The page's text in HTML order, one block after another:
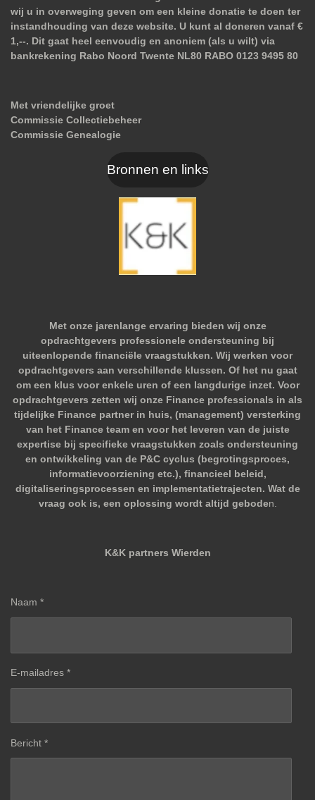
wij u in overweging geven om een kleine donatie te doen ter
instandhouding van deze website. U kunt al doneren vanaf €
1,--. Dit gaat heel eenvoudig en anoniem (als u wilt) via
bankrekening Rabo Noord Twente NL80 RABO 0123 9495 80
Met vriendelijke groet
Commissie Collectiebeheer
Commissie Genealogie
Bronnen en links
Met onze jarenlange ervaring bieden wij onze
opdrachtgevers professionele ondersteuning bij
uiteenlopende financiële vraagstukken. Wij werken voor
opdrachtgevers aan verschillende klussen. Of het nu gaat
om een klus voor enkele uren of een langdurige inzet. Voor
opdrachtgevers zetten wij onze Finance professionals in als
tijdelijke Finance partner in huis, (management) versterking
van het Finance team en voor het leveren van de juiste
expertise bij specifieke vraagstukken zoals ondersteuning
en ontwikkeling van de P&C cyclus (begrotingsproces,
informatievoorziening etc.), financieel beleid,
digitaliseringsprocessen en implementatietrajecten. Wat de
vraag ook is, een oplossing wordt altijd geboden.
K&K partners Wierden
Naam *
E-mailadres *
Bericht *